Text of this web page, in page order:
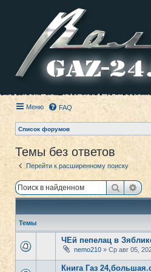
Меню FAQ
Список форумов
Темы без ответов
Перейти к расширенному поиску
Поиск
Темы
ЧЕй пепелац в
nemo210 » Ср авг 05,
Книга Газ